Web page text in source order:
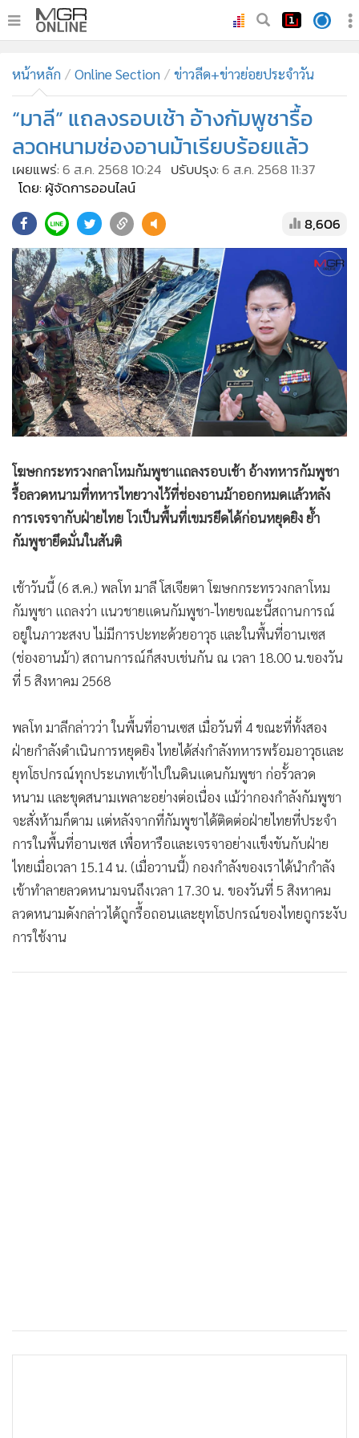
ทันเหตุการณ์
• ภาคใต้
Online Section
บันเทิง
• ผู้จัดการรายวัน
• คอลัมนิสต์
• ละคร
• CbizReview
• Cyber BIZ
• ผู้จัดกวน
• Good health & Well-being
• Green Innovation & SD
• Management & HR
• MGR Live
•
•
ท่องเที่ยว
• กีฬา
• Special Scoop
• เศรษฐกิจ-ธุรกิจ
• จีน
• ชุมชน-คุณภาพชีวิต
• อาชญากรรม
• เกม
• วิทยาศาสตร์
• SMEs
• หุ้น
อินโดจีน
•
กองทุนรวม
Celeb Online
• Factcheck
• ญี่ปุ่น
หน้าหลัก Online Section ข่าวลีด+ข่าวย่อยประจำวัน
“มาลี” แถลงรอบเช้า อ้างกัมพูชารื้อ
ลวดหนามช่องอานม้าเรียบร้อยแล้ว
เผยแพร่:6 ส.ค. 2568 10:24 ปรับปรุง:6 ส.ค. 2568 11:37
โดย: ผู้จัดการออนไลน์
8,606
โฆษกกระทรวงกลาโหมกัมพูชาแถลงรอบเช้า อ้างทหารกัมพูชา
รื้อลวดหนามที่ทหารไทยวางไว้ที่ช่องอานม้าออกหมดแล้วหลัง
การเจรจากับฝ่ายไทย โวเป็นพื้นที่เขมรยึดได้ก่อนหยุดยิง ย้ำ
กัมพูชายึดมั่นในสันติ
เช้าวันนี้ (6 ส.ค.) พลโท มาลี โสเจียตา โฆษกกระทรวงกลาโหม
กัมพูชา แถลงว่า แนวชายแดนกัมพูชา-ไทยขณะนี้สถานการณ์
อยู่ในภาวะสงบ ไม่มีการปะทะด้วยอาวุธ และในพื้นที่อานเซส
(ช่องอานม้า) สถานการณ์ก็สงบเช่นกัน ณ เวลา 18.00 น.ของวัน
ที่ 5 สิงหาคม 2568
พลโท มาลีกล่าวว่า ในพื้นที่อานเซส เมื่อวันที่ 4 ขณะที่ทั้งสอง
ฝ่ายกำลังดำเนินการหยุดยิง ไทยได้ส่งกำลังทหารพร้อมอาวุธและ
ยุทโธปกรณ์ทุกประเภทเข้าไปในดินแดนกัมพูชา ก่อรั้วลวด
หนาม และขุดสนามเพลาะอย่างต่อเนื่อง แม้ว่ากองกำลังกัมพูชา
จะสั่งห้ามก็ตาม แต่หลังจากที่กัมพูชาได้ติดต่อฝ่ายไทยที่ประจำ
การในพื้นที่อานเซส เพื่อหารือและเจรจาอย่างแข็งขันกับฝ่าย
ไทยเมื่อเวลา 15.14 น. (เมื่อวานนี้) กองกำลังของเราได้นำกำลัง
เข้าทำลายลวดหนามจนถึงเวลา 17.30 น. ของวันที่ 5 สิงหาคม
ลวดหนามดังกล่าวได้ถูกรื้อถอนและยุทโธปกรณ์ของไทยถูกระงับ
การใช้งาน